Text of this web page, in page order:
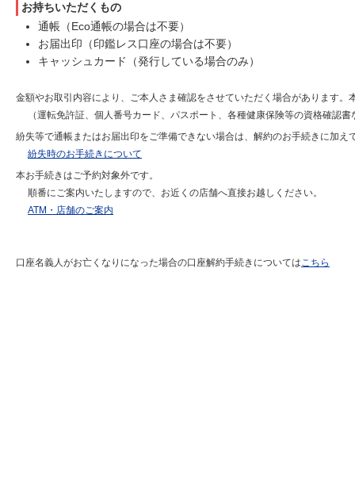
お持ちいただくもの
通帳（Eco通帳の場合は不要）
お届出印（印鑑レス口座の場合は不要）
キャッシュカード（発行している場合のみ）
金額やお取引内容により、ご本人さま確認をさせていただく場合があります。
（運転免許証、個人番号カード、パスポート、各種健康保険等の資格確認書
紛失等で通帳またはお届出印をご準備できない場合は、解約のお手続きに加え
紛失時のお手続きについて
本お手続きはご予約対象外です。
順番にご案内いたしますので、お近くの店舗へ直接お越しください。
ATM・店舗のご案内
口座名義人がお亡くなりになった場合の口座解約手続きについては こちら